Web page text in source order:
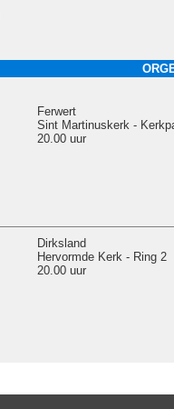
Ferwert
Sint Martinuskerk -
20.00 uur
Dirksland
Hervormde Kerk - Ring 2
20.00 uur